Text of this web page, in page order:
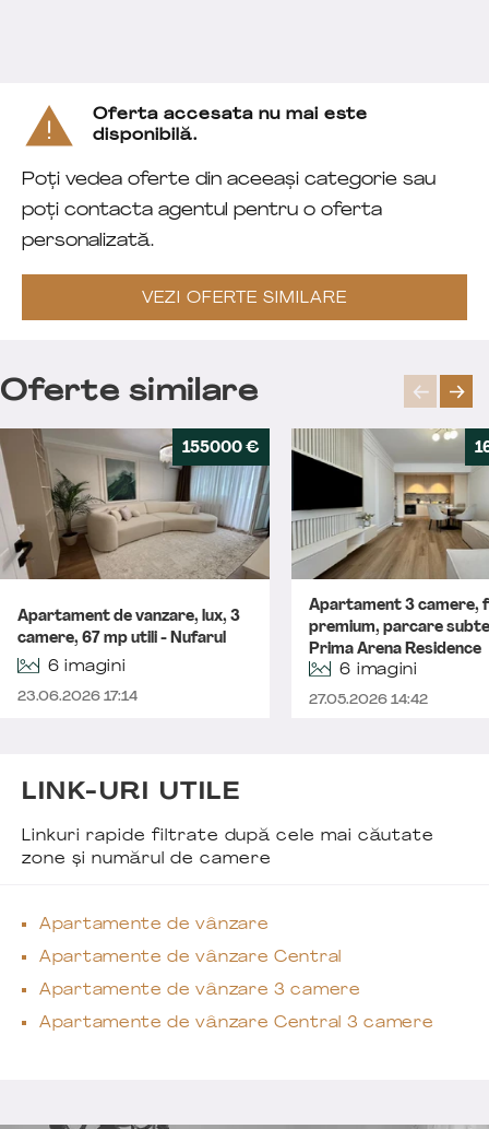
Oferta accesata nu mai este
disponibilă.
Poți vedea oferte din aceeași categorie sau
poți contacta agentul pentru o oferta
personalizată.
VEZI OFERTE SIMILARE
Oferte similare
155000 €
Apartament de vanzare, lux, 3
camere, 67 mp utili - Nufarul
6 imagini
23.06.2026 17:14
Apartament 3 camere,
premium, parcare
Prima Arena Residence
6 imagini
27.05.2026 14:42
LINK-URI UTILE
Linkuri rapide filtrate după cele mai căutate
zone și numărul de camere
Apartamente de vânzare
Apartamente de vânzare Central
Apartamente de vânzare 3 camere
Apartamente de vânzare Central 3 camere